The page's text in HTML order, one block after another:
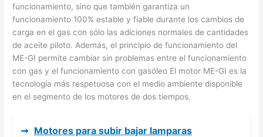
funcionamiento, sino que también garantiza un
funcionamiento 100% estable y fiable durante los cambios de
carga en el gas con sólo las adiciones normales de cantidades
de aceite piloto. Además, el principio de funcionamiento del
ME-GI permite cambiar sin problemas entre el funcionamiento
con gas y el funcionamiento con gasóleo El motor ME-GI es la
tecnología más respetuosa con el medio ambiente disponible
en el segmento de los motores de dos tiempos.
➞ Motores para subir bajar lamparas